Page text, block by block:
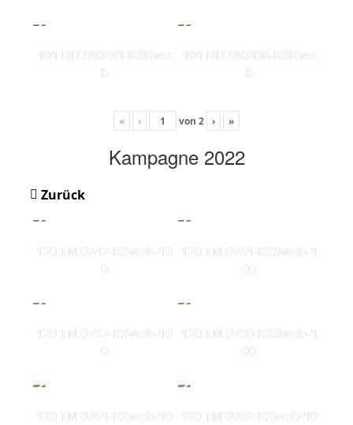
101 DD7A0281-KSKwe
b
101 DD7A0308-KSKwe
b
« ‹ von 2 › »
Kampagne 2022
Zurück
120 TN 0747-KSweb-10
0
120 TN 0751-KS5web-1
00
120 TN 0757-KSweb-10
0
120 TN 0759-KS3web-1
00
120 TN 0761-KSweb-10 120 TN 0762-KSweb-10